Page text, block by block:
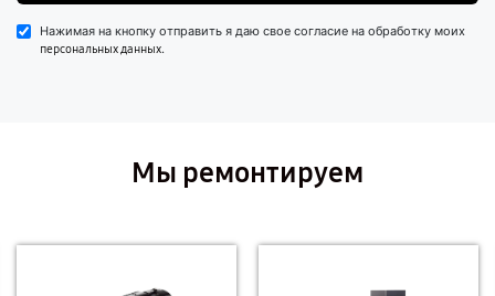
Нажимая на кнопку отправить я даю свое согласие на обработку моих
персональных данных.
Мы ремонтируем